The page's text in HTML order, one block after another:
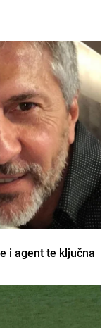
i agent te ključna